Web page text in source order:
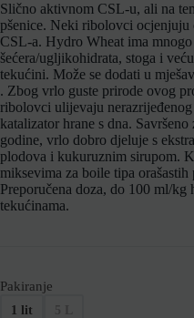
Slično aktivnom CSL-u, ali na
pšenice. Neki ribolovci
CSL-a. Hydro Wheat ima mnogo
šećera/ugljikohidrata, stoga i
tekućini. Može se dodati u
. Zbog vrlo guste prirode ovog
ribolovci ulijevaju
katalizator hrane s dna.
godine, vrlo dobro djeluje s
plodova i kukuruznim sirupom.
miksevima za boile tipa
Preporučena doza, do 100 ml/kg
tekućinama.
Pakiranje
1 lit